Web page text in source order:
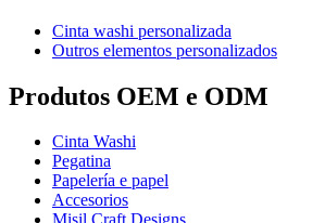
Cinta washi personalizada
Outros elementos personalizados
Produtos OEM e ODM
Cinta Washi
Pegatina
Papelería e papel
Accesorios